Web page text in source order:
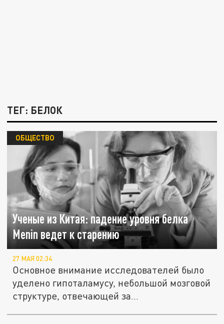
ТЕГ: БЕЛОК
Ученые из Китая: падение уровня белка
Menin ведет к старению
ОБЩЕСТВО
27 МАЯ 02:34
Основное внимание исследователей было
уделено гипоталамусу, небольшой мозговой
структуре, отвечающей за...